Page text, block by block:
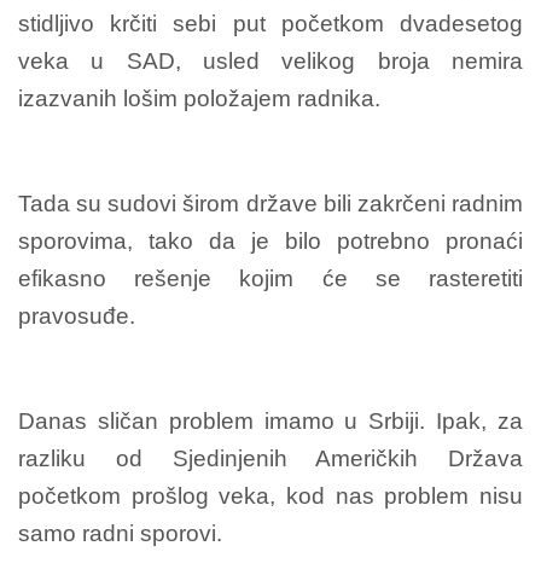
stidljivo krčiti sebi put početkom dvadesetog
veka u SAD, usled velikog broja nemira
izazvanih lošim položajem radnika.
Tada su sudovi širom države bili zakrčeni radnim
sporovima, tako da je bilo potrebno pronaći
efikasno rešenje kojim će se rasteretiti
pravosuđe.
Danas sličan problem imamo u Srbiji. Ipak, za
razliku od Sjedinjenih Američkih Država
početkom prošlog veka, kod nas problem nisu
samo radni sporovi.